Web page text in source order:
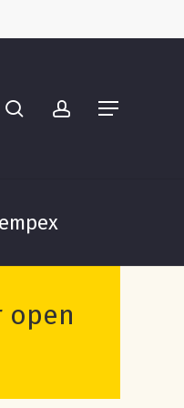
Menu
Close
open